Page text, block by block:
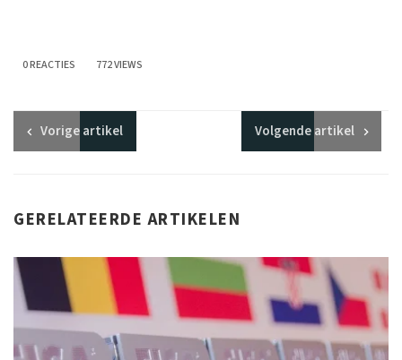
0 REACTIES 772 VIEWS
Vorigeartikel Volgendeartikel
GERELATEERDE ARTIKELEN